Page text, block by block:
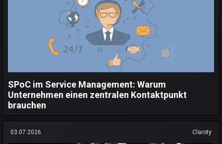
SPoC im Service Management: Warum
Unternehmen einen zentralen Kontaktpunkt
brauchen
03.07.2026 Claroty